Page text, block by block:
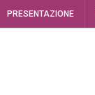
PRESENTAZIONE